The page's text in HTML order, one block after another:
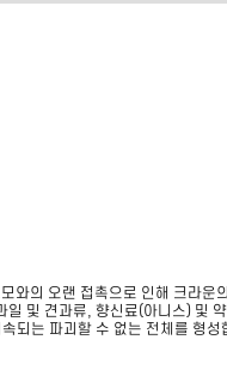
의 오랜 접촉으로 인해 크라운
및 견과류, 향신료(아니스) 및
되는 파괴할 수 없는 전체를 형